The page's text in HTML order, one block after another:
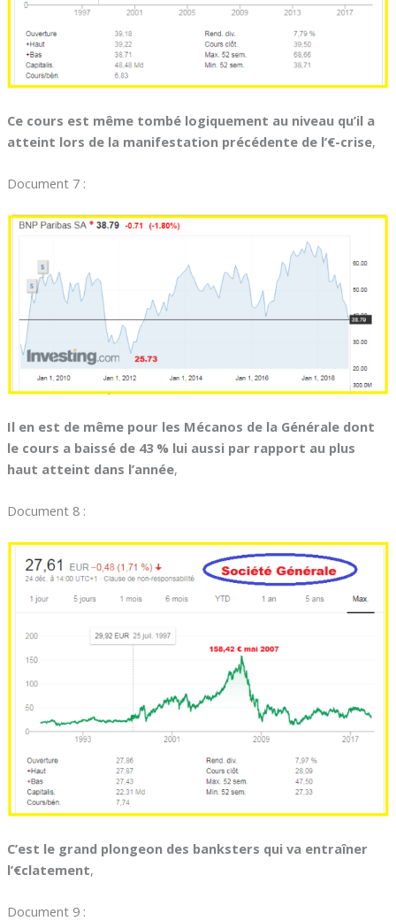
Ce cours est même tombé logiquement au niveau qu’il a
atteint lors de la manifestation précédente de l’€-crise,
Document 7 :
Il en est de même pour les Mécanos de la Générale dont
le cours a baissé de 43 % lui aussi par rapport au plus
haut atteint dans l’année,
Document 8 :
C’est le grand plongeon des banksters qui va entraîner
l’€clatement,
Document 9 :